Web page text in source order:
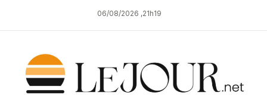
06/08/2026 ,21h19